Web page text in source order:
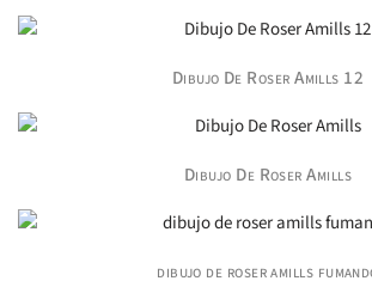
Dibujo De Roser Amills 12
Dibujo De Roser Amills
dibujo de roser amills